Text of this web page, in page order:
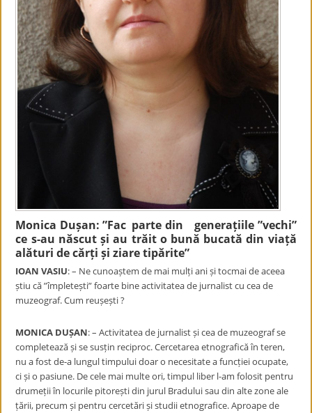
Monica Dușan: ”Fac parte din generațiile ”vechi”
ce s-au născut și au trăit o bună bucată din viață
alături de cărți și ziare tipărite”
IOAN VASIU: – Ne cunoaștem de mai mulți ani și tocmai de aceea
știu că ”împletești” foarte bine activitatea de jurnalist cu cea de
muzeograf. Cum reușești ?
MONICA DUȘAN: – Activitatea de jurnalist și cea de muzeograf se
completează și se susțin reciproc. Cercetarea etnografică în teren,
nu a fost de-a lungul timpului doar o necesitate a funcției ocupate,
ci și o pasiune. De cele mai multe ori, timpul liber l-am folosit pentru
drumeții în locurile pitorești din jurul Bradului sau din alte zone ale
țării, precum și pentru cercetări și studii etnografice. Aproape de